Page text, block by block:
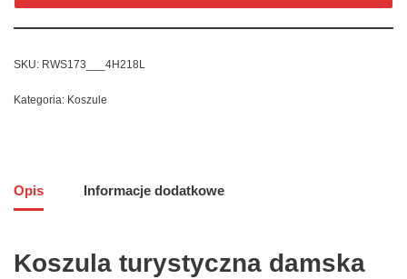
SKU: RWS173___4H218L
Kategoria: Koszule
Opis Informacje dodatkowe
Koszula turystyczna damska